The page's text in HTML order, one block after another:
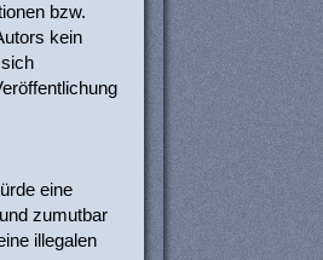
bzw.
kein
eine
zumutbar
illegalen